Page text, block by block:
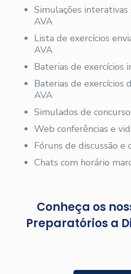
Simulações interativas
AVA
Lista de exercícios
AVA
Baterias de exercícios
Baterias de exercícios
AVA
Simulados de
Web conferências e
Fóruns de discussão e
Chats com horário
Conheça os
Preparatórios a